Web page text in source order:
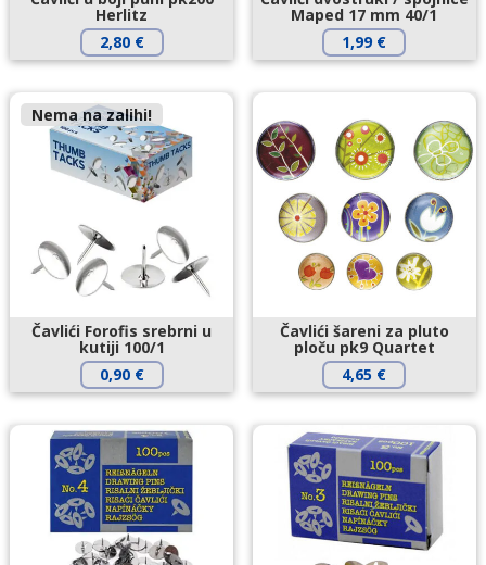
Herlitz
2,80 €
Maped 17 mm 40/1
1,99 €
Nema na zalihi!
Čavlići Forofis srebrni u
kutiji 100/1
0,90 €
Čavlići šareni za pluto
ploču pk9 Quartet
4,65 €